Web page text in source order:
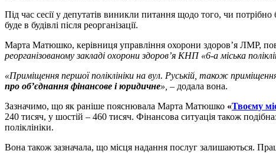
Під час сесії у депутатів виникли питання щодо того, чи
буде в будівлі після реорганізації.
Марта Матюшко, керівниця управління охорони здоров’я ЛМР,
реорганізованому закладі охорони здоров’я КНП «6-а міська
«Приміщення першої поліклініки на вул. Руській, також
про об’єднання фінансове і юридичне», – додала вона.
Зазначимо, що як раніше пояснювала Марта Матюшко «Твоєму
240 тисяч, у шостій – 460 тисяч. Фінансова ситуація також
поліклініки.
Вона також зазначала, що місця надання послуг залишаються.